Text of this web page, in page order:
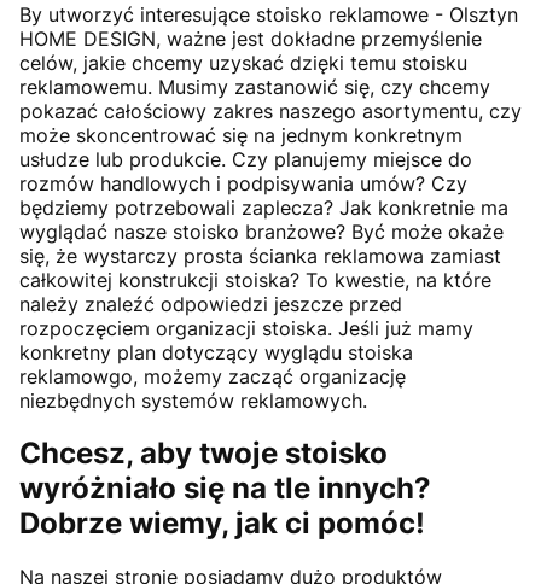
By utworzyć interesujące stoisko reklamowe - Olsztyn
HOME DESIGN, ważne jest dokładne przemyślenie
celów, jakie chcemy uzyskać dzięki temu stoisku
reklamowemu. Musimy zastanowić się, czy chcemy
pokazać całościowy zakres naszego asortymentu, czy
może skoncentrować się na jednym konkretnym
usłudze lub produkcie. Czy planujemy miejsce do
rozmów handlowych i podpisywania umów? Czy
będziemy potrzebowali zaplecza? Jak konkretnie ma
wyglądać nasze stoisko branżowe? Być może okaże
się, że wystarczy prosta ścianka reklamowa zamiast
całkowitej konstrukcji stoiska? To kwestie, na które
należy znaleźć odpowiedzi jeszcze przed
rozpoczęciem organizacji stoiska. Jeśli już mamy
konkretny plan dotyczący wyglądu stoiska
reklamowgo, możemy zacząć organizację
niezbędnych systemów reklamowych.
Chcesz, aby twoje stoisko
wyróżniało się na tle innych?
Dobrze wiemy, jak ci pomóc!
Na naszej stronie posiadamy dużo produktów